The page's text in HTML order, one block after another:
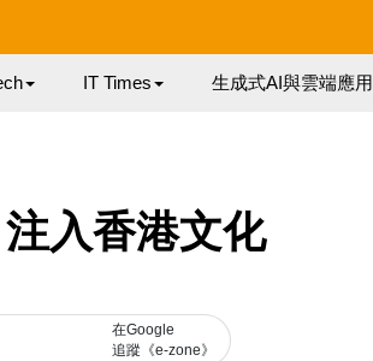
IT Times 生成式AI與雲端應用
入香港文化
在Google
追蹤《e-zone》